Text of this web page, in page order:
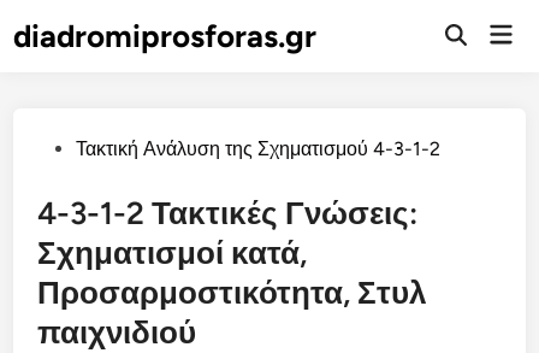
todiadromiprosforas.gr
Open
PostedΤακτική Ανάλυση της Σχηματισμού 4-3-1-2
4-3-1-2 Τακτικές Γνώσεις:
Σχηματισμοί κατά,
Προσαρμοστικότητα, Στυλ
παιχνιδιού